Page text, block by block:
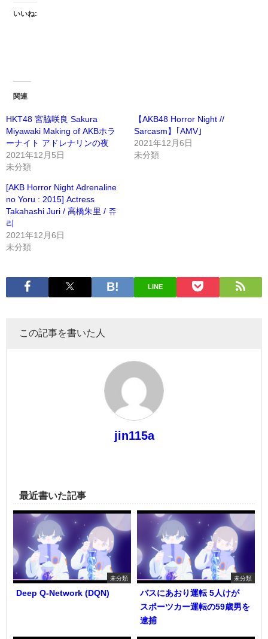
いいね:
関連
HKT48 宮脇咲良 Sakura
Miyawaki Making of AKBホラ
ーナイト アドレナリンの夜
2021年12月5日
未分類
【AKB48 Horror Night //
Sarcasm】｢AMV｣
2021年12月6日
未分類
[AKB Horror Night Adrenaline
no Yoru : 2015] Actress
Takahashi Juri / 高橋朱里 / 쥬
리
2021年12月6日
未分類
LINE
この記事を書いた人
jin115a
最近書いた記事
未分類
Deep Q-Network (DQN)
未分類
バスにあおり運転 5人けが
スポーツカー運転の59歳男を
逮捕